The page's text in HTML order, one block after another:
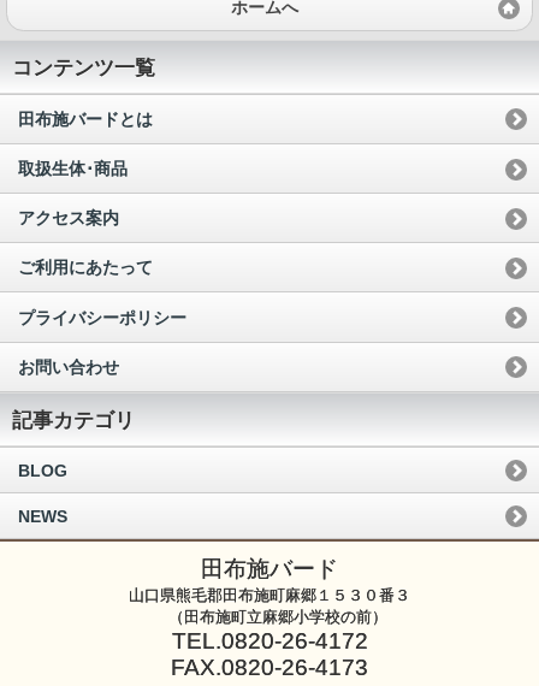
ホームへ
コンテンツ一覧
田布施バードとは
取扱生体･商品
アクセス案内
ご利用にあたって
プライバシーポリシー
お問い合わせ
記事カテゴリ
BLOG
NEWS
田布施バード
山口県熊毛郡田布施町麻郷１５３０番３
（田布施町立麻郷小学校の前）
TEL.0820-26-4172
FAX.0820-26-4173